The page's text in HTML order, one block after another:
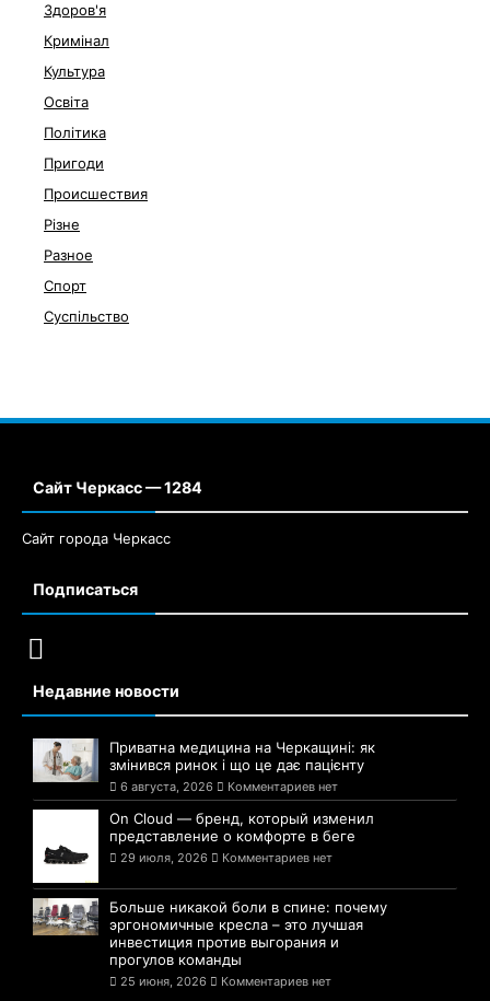
Здоров'я
Кримінал
Культура
Освіта
Політика
Пригоди
Происшествия
Різне
Разное
Спорт
Суспільство
Сайт Черкасс — 1284
Сайт города Черкасс
Подписаться
Недавние новости
Приватна медицина на Черкащині: як
змінився ринок і що це дає пацієнту
6 августа, 2026 Комментариев нет
On Cloud — бренд, который изменил
представление о комфорте в беге
29 июля, 2026 Комментариев нет
Больше никакой боли в спине: почему
эргономичные кресла – это лучшая
инвестиция против выгорания и
прогулов команды
25 июня, 2026 Комментариев нет